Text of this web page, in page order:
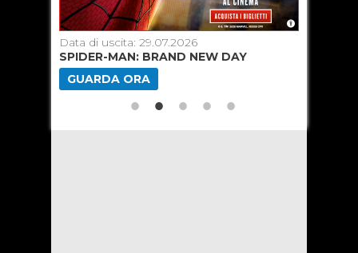
Data di uscita: 29.07.2026
SPIDER-MAN: BRAND NEW DAY
GUARDA ORA